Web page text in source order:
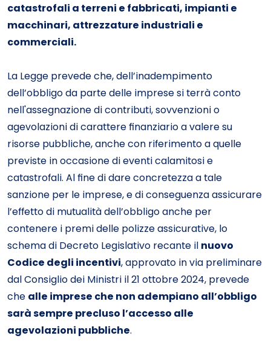
catastrofali a terreni e fabbricati, impianti e
macchinari, attrezzature industriali e
commerciali.
La Legge prevede che, dell’inadempimento
dell’obbligo da parte delle imprese si terrà conto
nell'assegnazione di contributi, sovvenzioni o
agevolazioni di carattere finanziario a valere su
risorse pubbliche, anche con riferimento a quelle
previste in occasione di eventi calamitosi e
catastrofali. Al fine di dare concretezza a tale
sanzione per le imprese, e di conseguenza assicurare
l’effetto di mutualità dell’obbligo anche per
contenere i premi delle polizze assicurative, lo
schema di Decreto Legislativo recante il nuovo
Codice degli incentivi, approvato in via preliminare
dal Consiglio dei Ministri il 21 ottobre 2024, prevede
che alle imprese che non adempiano all’obbligo
sarà sempre precluso l’accesso alle
agevolazioni pubbliche.